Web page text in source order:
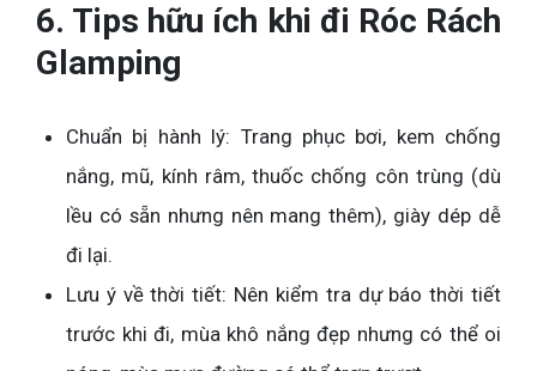
6. Tips hữu ích khi đi Róc Rách
Glamping
Chuẩn bị hành lý: Trang phục bơi, kem chống
nắng, mũ, kính râm, thuốc chống côn trùng (dù
lều có sẵn nhưng nên mang thêm), giày dép dễ
đi lại.
Lưu ý về thời tiết: Nên kiểm tra dự báo thời tiết
trước khi đi, mùa khô nắng đẹp nhưng có thể oi